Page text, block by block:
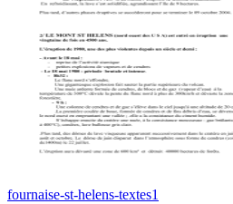
fournaise-st-helens-textes1